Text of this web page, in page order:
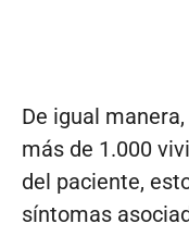
De igual
más de 1.000
del paciente,
síntomas